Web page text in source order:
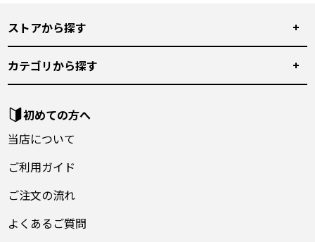
ストアから探す
カテゴリから探す
初めての方へ
当店について
ご利用ガイド
ご注文の流れ
よくあるご質問